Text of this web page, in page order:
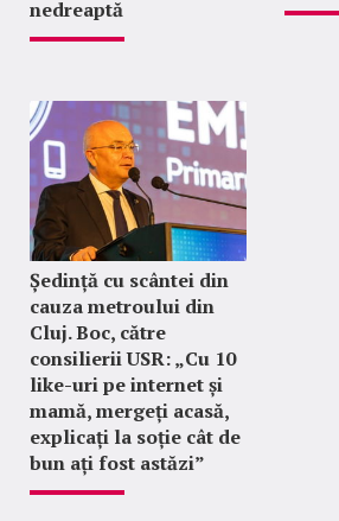
nedreaptă
Ședință cu scântei din
cauza metroului din
Cluj. Boc, către
consilierii USR: „Cu 10
like-uri pe internet și
mamă, mergeți acasă,
explicați la soție cât de
bun ați fost astăzi”